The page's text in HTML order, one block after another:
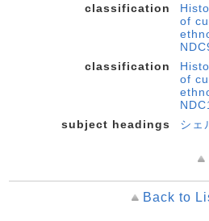
classification
of
classification
of
subject headings
シェ
Back to